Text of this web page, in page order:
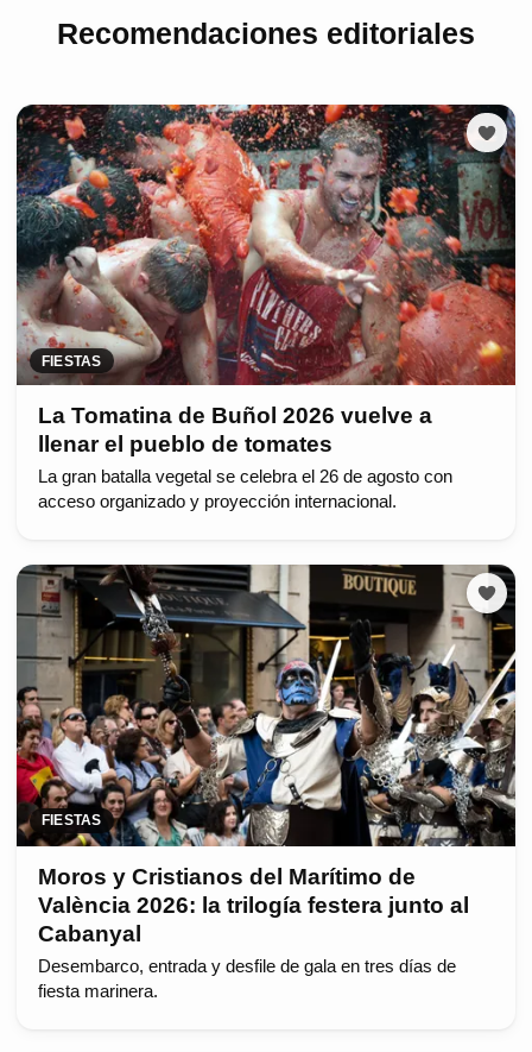
Recomendaciones editoriales
FIESTAS
La Tomatina de Buñol 2026 vuelve a
llenar el pueblo de tomates
La gran batalla vegetal se celebra el 26 de agosto con
acceso organizado y proyección internacional.
FIESTAS
Moros y Cristianos del Marítimo de
València 2026: la trilogía festera junto al
Cabanyal
Desembarco, entrada y desfile de gala en tres días de
fiesta marinera.